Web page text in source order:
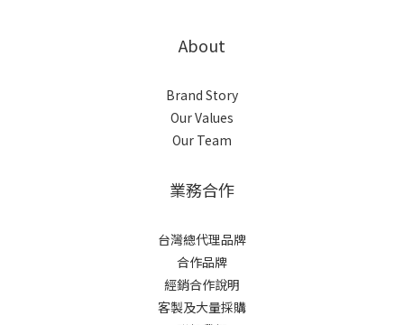
About
Brand Story
Our Values
Our Team
業務合作
台灣總代理品牌
合作品牌
經銷合作說明
客製及大量採購